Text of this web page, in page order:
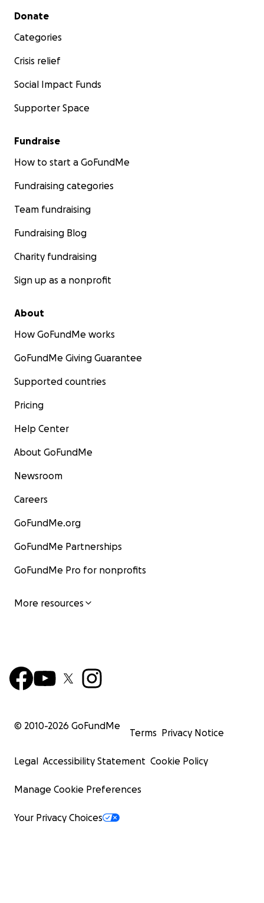
Secondary menu
Donate
Categories
Crisis relief
Social Impact Funds
Supporter Space
Fundraise
How to start a GoFundMe
Fundraising categories
Team fundraising
Fundraising Blog
Charity fundraising
Sign up as a nonprofit
About
How GoFundMe works
GoFundMe Giving Guarantee
Supported countries
Pricing
Help Center
About GoFundMe
Newsroom
Careers
GoFundMe.org
GoFundMe Partnerships
GoFundMe Pro for nonprofits
More resources
© 2010-2026 GoFundMe
Terms Privacy Notice
Legal Accessibility Statement Cookie Policy
Manage Cookie Preferences
Your Privacy Choices